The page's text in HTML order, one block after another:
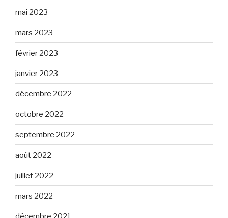
mai 2023
mars 2023
février 2023
janvier 2023
décembre 2022
octobre 2022
septembre 2022
août 2022
juillet 2022
mars 2022